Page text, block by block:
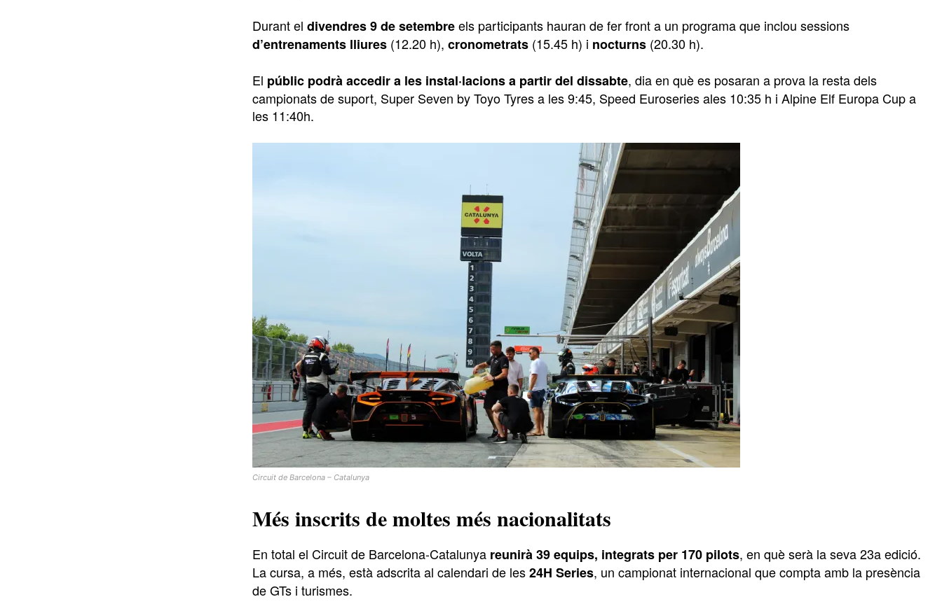
Durant el divendres 9 de setembreels participants hauran de fer front a un programa que inclou sessions
d’entrenaments lliures (12.20 h), cronometrats (15.45 h) i nocturns (20.30 h).
El públic podrà accedir a les instal·lacions a partir del dissabte, dia en què es posaran a prova la resta dels
campionats de suport, Super Seven by Toyo Tyres a les 9:45, Speed Euroseries ales 10:35 h i Alpine Elf Europa Cup a
les 11:40h.
Circuit de Barcelona – Catalunya
Més inscrits de moltes més nacionalitats
En total el Circuit de Barcelona-Catalunya reunirà 39 equips, integrats per 170 pilots, en què serà la seva 23a edició.
La cursa, a més, està adscrita al calendari de les24H Series, un campionat internacional que compta amb la presència
de GTs i turismes.